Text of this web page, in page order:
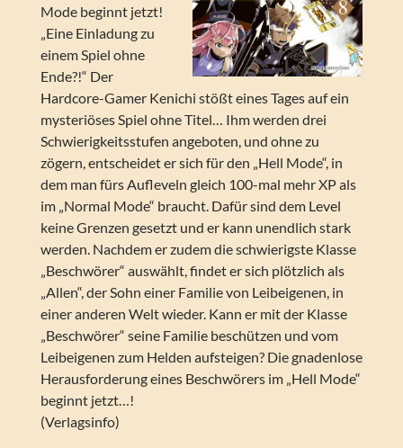
Mode beginnt jetzt!
„Eine Einladung zu
einem Spiel ohne
Ende?!“ Der
Hardcore-Gamer Kenichi stößt eines Tages auf ein
mysteriöses Spiel ohne Titel… Ihm werden drei
Schwierigkeitsstufen angeboten, und ohne zu
zögern, entscheidet er sich für den „Hell Mode“, in
dem man fürs Aufleveln gleich 100-mal mehr XP als
im „Normal Mode“ braucht. Dafür sind dem Level
keine Grenzen gesetzt und er kann unendlich stark
werden. Nachdem er zudem die schwierigste Klasse
„Beschwörer“ auswählt, findet er sich plötzlich als
„Allen“, der Sohn einer Familie von Leibeigenen, in
einer anderen Welt wieder. Kann er mit der Klasse
„Beschwörer“ seine Familie beschützen und vom
Leibeigenen zum Helden aufsteigen? Die gnadenlose
Herausforderung eines Beschwörers im „Hell Mode“
beginnt jetzt…!
(Verlagsinfo)